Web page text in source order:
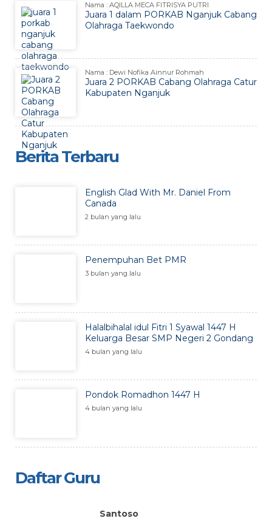
Nama : AQILLA MECA FITRISYA PUTRI
Juara 1 dalam PORKAB Nganjuk Cabang
Olahraga Taekwondo
Nama : Dewi Nofika Ainnur Rohmah
Juara 2 PORKAB Cabang Olahraga Catur
Kabupaten Nganjuk
Berita Terbaru
English Glad With Mr. Daniel From
Canada
2 bulan yang lalu
Penempuhan Bet PMR
3 bulan yang lalu
Halalbihalal idul Fitri 1 Syawal 1447 H
Keluarga Besar SMP Negeri 2 Gondang
4 bulan yang lalu
Pondok Romadhon 1447 H
4 bulan yang lalu
Daftar Guru
Santoso